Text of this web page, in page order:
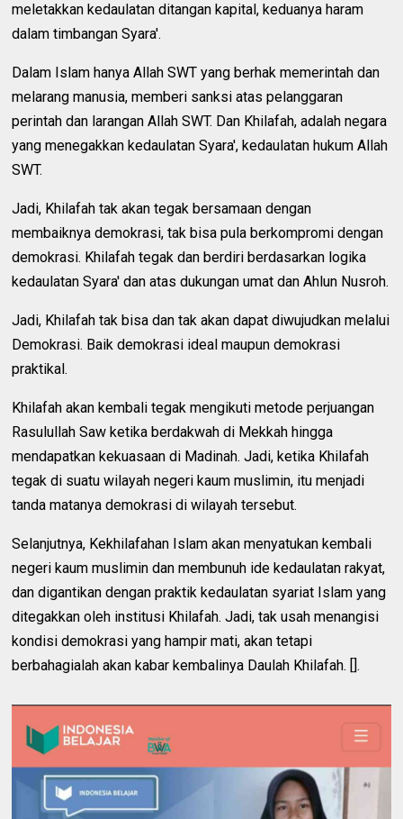
meletakkan kedaulatan ditangan kapital, keduanya haram
dalam timbangan Syara'.
Dalam Islam hanya Allah SWT yang berhak memerintah dan
melarang manusia, memberi sanksi atas pelanggaran
perintah dan larangan Allah SWT. Dan Khilafah, adalah negara
yang menegakkan kedaulatan Syara', kedaulatan hukum Allah
SWT.
Jadi, Khilafah tak akan tegak bersamaan dengan
membaiknya demokrasi, tak bisa pula berkompromi dengan
demokrasi. Khilafah tegak dan berdiri berdasarkan logika
kedaulatan Syara' dan atas dukungan umat dan Ahlun Nusroh.
Jadi, Khilafah tak bisa dan tak akan dapat diwujudkan melalui
Demokrasi. Baik demokrasi ideal maupun demokrasi
praktikal.
Khilafah akan kembali tegak mengikuti metode perjuangan
Rasulullah Saw ketika berdakwah di Mekkah hingga
mendapatkan kekuasaan di Madinah. Jadi, ketika Khilafah
tegak di suatu wilayah negeri kaum muslimin, itu menjadi
tanda matanya demokrasi di wilayah tersebut.
Selanjutnya, Kekhilafahan Islam akan menyatukan kembali
negeri kaum muslimin dan membunuh ide kedaulatan rakyat,
dan digantikan dengan praktik kedaulatan syariat Islam yang
ditegakkan oleh institusi Khilafah. Jadi, tak usah menangisi
kondisi demokrasi yang hampir mati, akan tetapi
berbahagialah akan kabar kembalinya Daulah Khilafah. [].